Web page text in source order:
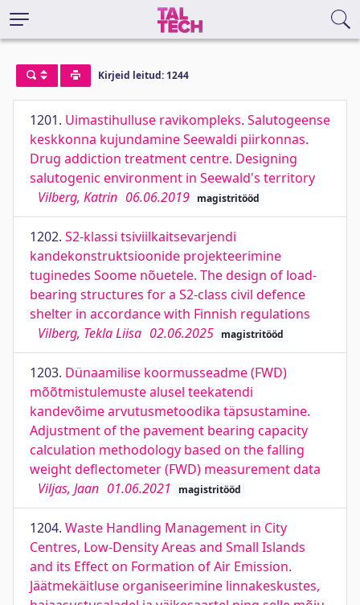
Kirjeid leitud: 1244
1201. Uimastihulluse ravikompleks. Salutogeense
keskkonna kujundamine Seewaldi piirkonnas.
Drug addiction treatment centre. Designing
salutogenic environment in Seewald's territory
Vilberg, Katrin 06.06.2019 magistritööd
1202. S2-klassi tsiviilkaitsevarjendi
kandekonstruktsioonide projekteerimine
tuginedes Soome nõuetele. The design of load-
bearing structures for a S2-class civil defence
shelter in accordance with Finnish regulations
Vilberg, Tekla Liisa 02.06.2025 magistritööd
1203. Dünaamilise koormusseadme (FWD)
mõõtmistulemuste alusel teekatendi
kandevõime arvutusmetoodika täpsustamine.
Adjustment of the pavement bearing capacity
calculation methodology based on the falling
weight deflectometer (FWD) measurement data
Viljas, Jaan 01.06.2021 magistritööd
1204. Waste Handling Management in City
Centres, Low-Density Areas and Small Islands
and its Effect on Formation of Air Emission.
Jäätmekäitluse organiseerimine linnakeskustes,